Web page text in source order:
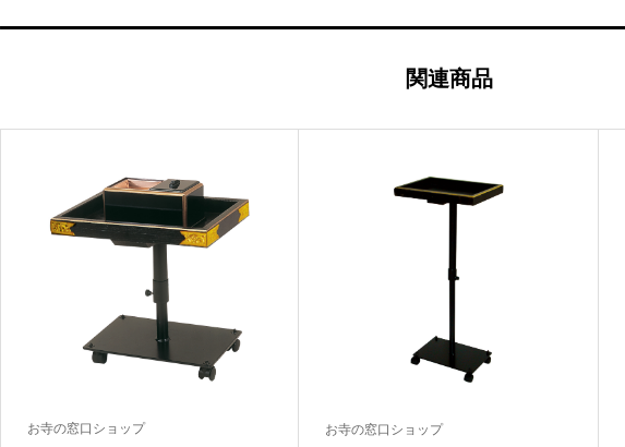
関連商品
お寺の窓口ショップ お寺の窓口ショップ